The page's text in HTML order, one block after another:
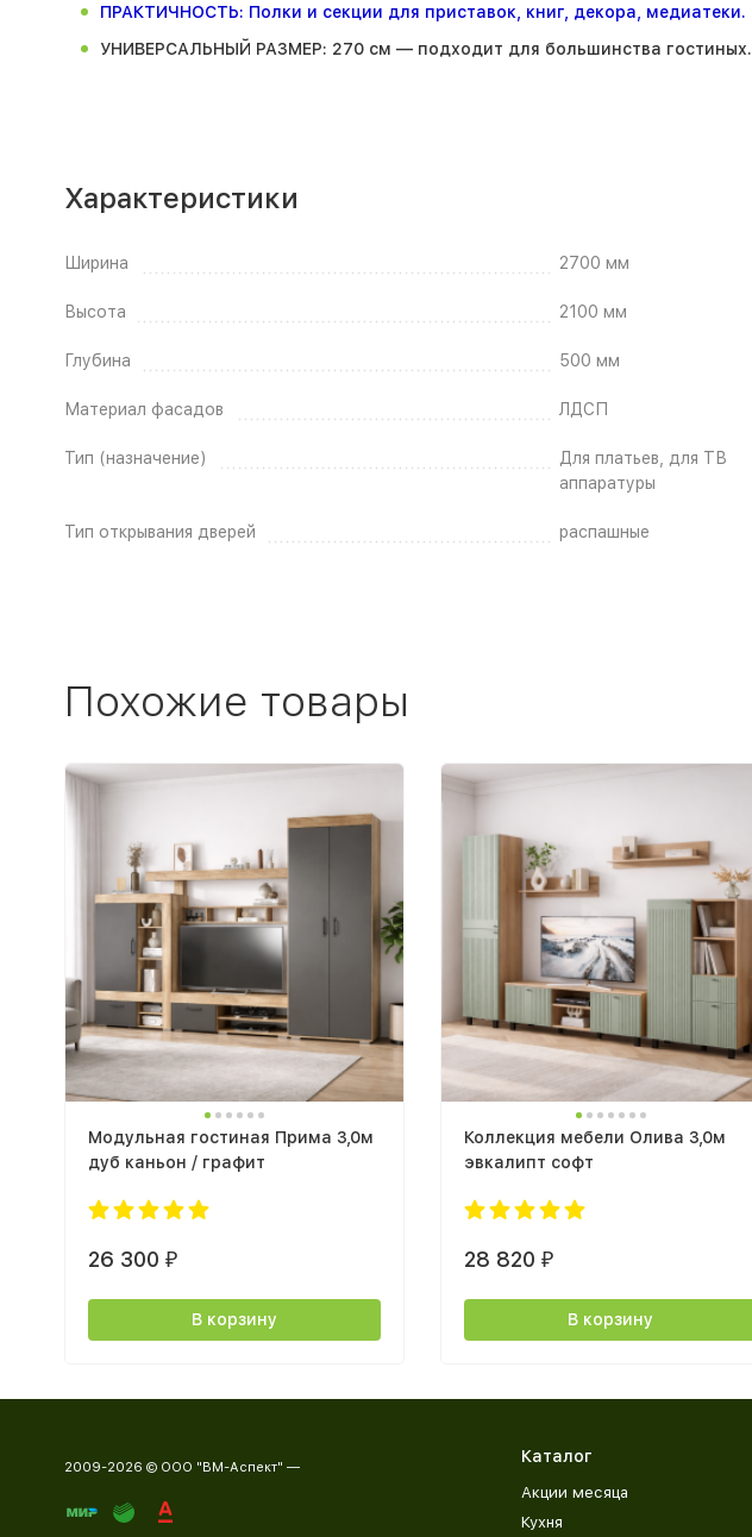
ПРАКТИЧНОСТЬ: Полки и секции для приставок, книг, декора, медиатеки.
УНИВЕРСАЛЬНЫЙ РАЗМЕР: 270 см — подходит для большинства гостиных.
Характеристики
Ширина 2700 мм
Высота 2100 мм
Глубина 500 мм
Материал фасадов ЛДСП
Тип (назначение)
Для платьев, для ТВ
аппаратуры
Тип открывания дверей распашные
Похожие товары
Модульная гостиная Прима 3,0м
дуб каньон / графит
26 300 ₽
В корзину
Коллекция мебели Олива 3,0м
эвкалипт софт
28 820₽
В корзину
2009-2026 © ООО "ВМ-Аспект" —
Каталог
Акции месяца
Кухня